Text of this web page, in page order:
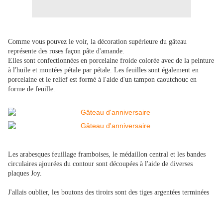
Comme vous pouvez le voir, la décoration supérieure du gâteau
représente des roses façon pâte d'amande.
Elles sont confectionnées en porcelaine froide colorée avec de la peinture
à l'huile et montées pétale par pétale. Les feuilles sont également en
porcelaine et le relief est formé à l'aide d'un tampon caoutchouc en
forme de feuille.
Les arabesques feuillage framboises, le médaillon central et les bandes
circulaires ajourées du contour sont découpées à l'aide de diverses
plaques Joy.
J'allais oublier, les boutons des tiroirs sont des tiges argentées terminées